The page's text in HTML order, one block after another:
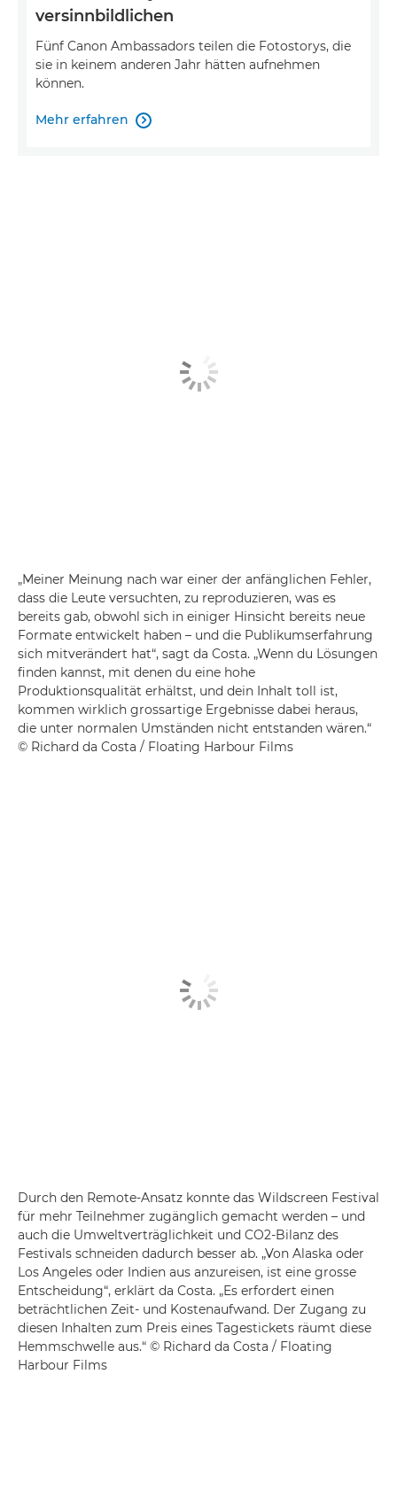
versinnbildlichen
Fünf Canon Ambassadors teilen die Fotostorys, die
sie in keinem anderen Jahr hätten aufnehmen
können.
Mehr erfahren 
„Meiner Meinung nach war einer der anfänglichen Fehler,
dass die Leute versuchten, zu reproduzieren, was es
bereits gab, obwohl sich in einiger Hinsicht bereits neue
Formate entwickelt haben – und die Publikumserfahrung
sich mitverändert hat“, sagt da Costa. „Wenn du Lösungen
finden kannst, mit denen du eine hohe
Produktionsqualität erhältst, und dein Inhalt toll ist,
kommen wirklich grossartige Ergebnisse dabei heraus,
die unter normalen Umständen nicht entstanden wären.“
© Richard da Costa / Floating Harbour Films
Durch den Remote-Ansatz konnte das Wildscreen Festival
für mehr Teilnehmer zugänglich gemacht werden – und
auch die Umweltverträglichkeit und CO2-Bilanz des
Festivals schneiden dadurch besser ab. „Von Alaska oder
Los Angeles oder Indien aus anzureisen, ist eine grosse
Entscheidung“, erklärt da Costa. „Es erfordert einen
beträchtlichen Zeit- und Kostenaufwand. Der Zugang zu
diesen Inhalten zum Preis eines Tagestickets räumt diese
Hemmschwelle aus.“ © Richard da Costa / Floating
Harbour Films